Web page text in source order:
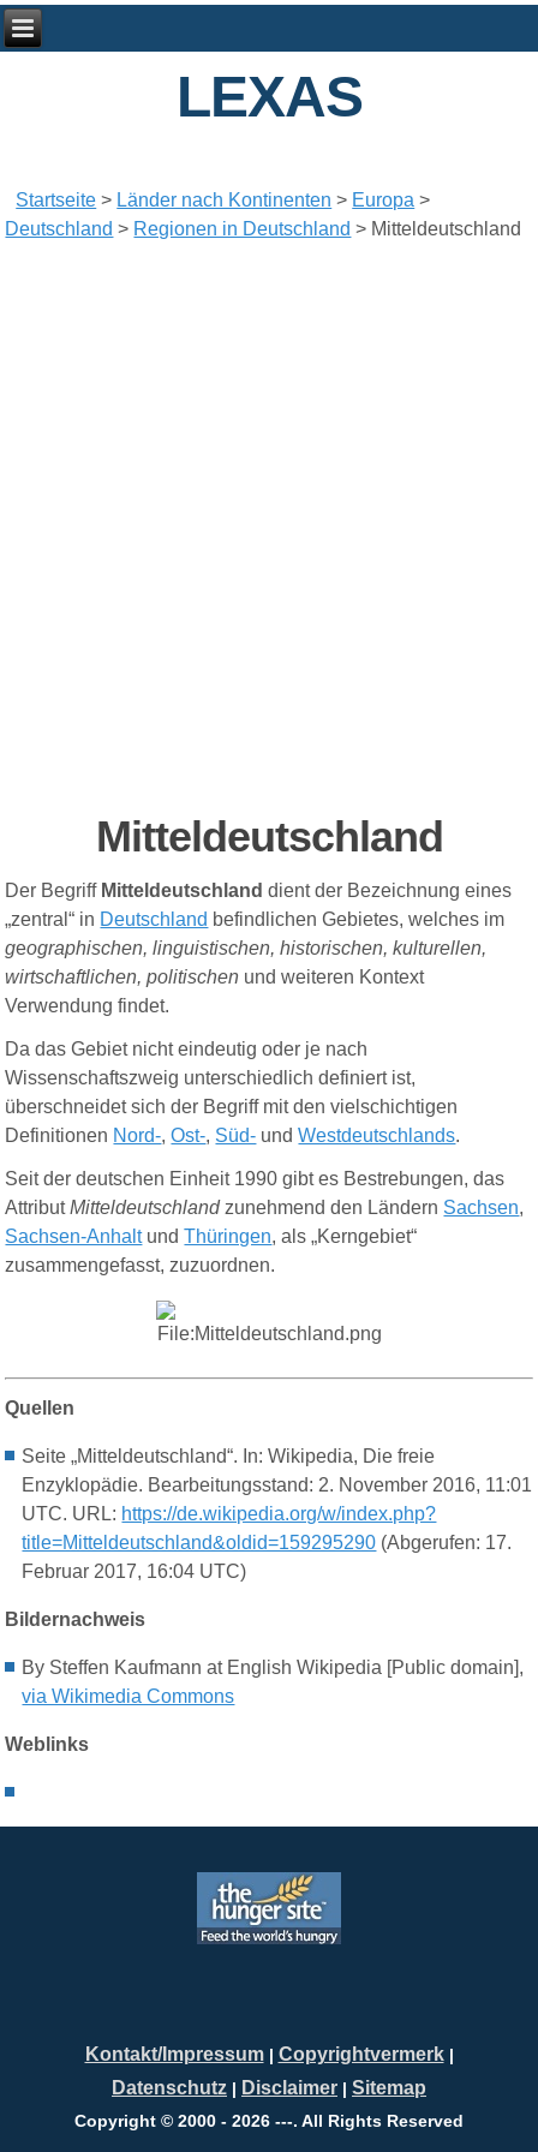
LEXAS
Startseite > Länder nach Kontinenten > Europa >
Deutschland > Regionen in Deutschland > Mitteldeutschland
Mitteldeutschland
Der Begriff Mitteldeutschland dient der Bezeichnung eines
„zentral“ in Deutschland befindlichen Gebietes, welches im
geographischen, linguistischen, historischen, kulturellen,
wirtschaftlichen, politischen und weiteren Kontext
Verwendung findet.
Da das Gebiet nicht eindeutig oder je nach
Wissenschaftszweig unterschiedlich definiert ist,
überschneidet sich der Begriff mit den vielschichtigen
Definitionen Nord-,Ost-, Süd- undWestdeutschlands.
Seit der deutschen Einheit 1990 gibt es Bestrebungen, das
AttributMitteldeutschland zunehmend den Ländern Sachsen,
Sachsen-AnhaltundThüringen, als „Kerngebiet“
zusammengefasst, zuzuordnen.
Quellen
Seite „Mitteldeutschland“. In: Wikipedia, Die freie
Enzyklopädie. Bearbeitungsstand: 2. November 2016, 11:01
UTC. URL: https://de.wikipedia.org/w/index.php?
title=Mitteldeutschland&oldid=159295290 (Abgerufen: 17.
Februar 2017, 16:04 UTC)
Bildernachweis
By Steffen Kaufmann at English Wikipedia [Public domain],
via Wikimedia Commons
Weblinks
Kontakt/Impressum| Copyrightvermerk|
Datenschutz | Disclaimer | Sitemap
Copyright © 2000 - 2026 ---. All Rights Reserved